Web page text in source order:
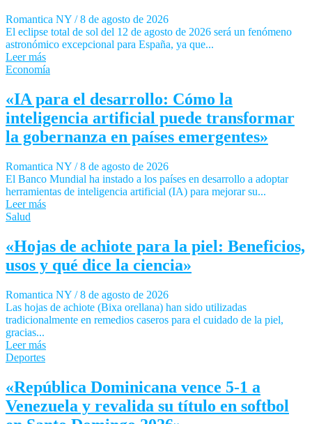
Romantica NY / 8 de agosto de 2026
El eclipse total de sol del 12 de agosto de 2026 será un fenómeno
astronómico excepcional para España, ya que...
Leer más
Economía
«IA para el desarrollo: Cómo la
inteligencia artificial puede transformar
la gobernanza en países emergentes»
Romantica NY / 8 de agosto de 2026
El Banco Mundial ha instado a los países en desarrollo a adoptar
herramientas de inteligencia artificial (IA) para mejorar su...
Leer más
Salud
«Hojas de achiote para la piel: Beneficios,
usos y qué dice la ciencia»
Romantica NY / 8 de agosto de 2026
Las hojas de achiote (Bixa orellana) han sido utilizadas
tradicionalmente en remedios caseros para el cuidado de la piel,
gracias...
Leer más
Deportes
«República Dominicana vence 5-1 a
Venezuela y revalida su título en softbol